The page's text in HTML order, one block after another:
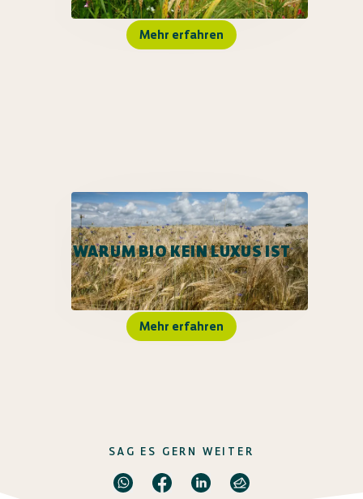
Mehr erfahren
WARUM BIO KEIN LUXUS IST
Mehr erfahren
SAG ES GERN WEITER